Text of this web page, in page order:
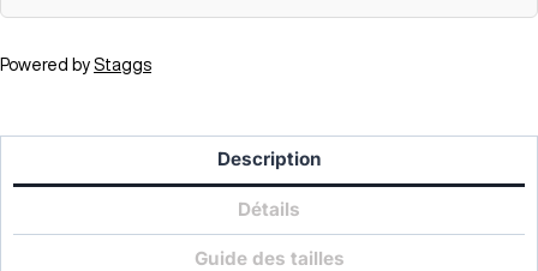
Powered by Staggs
Description
Détails
Guide des tailles